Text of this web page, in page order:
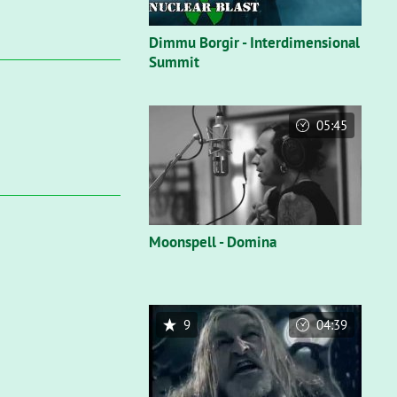
Dimmu Borgir - Interdimensional
Summit
Moonspell - Domina
05:45
9 04:39